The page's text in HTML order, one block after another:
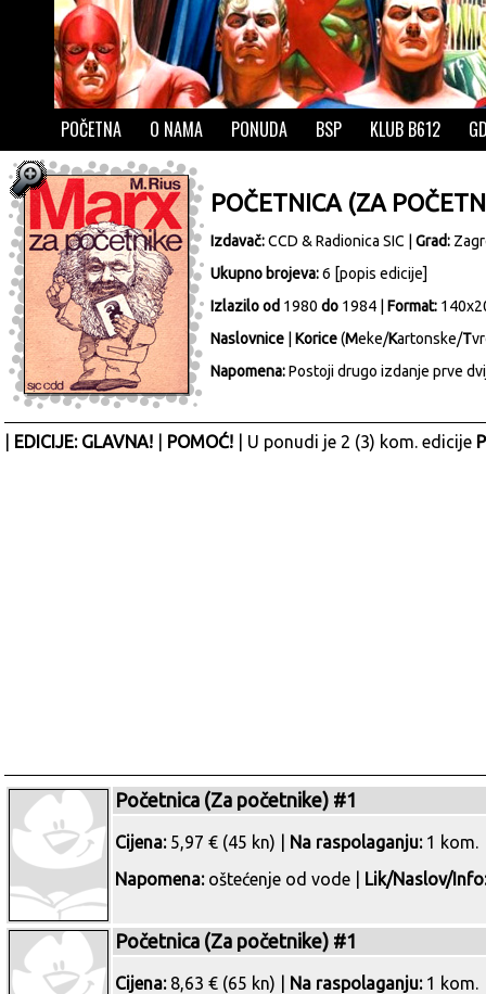
POČETNA O NAMA PONUDA BSP KLUB B612
POČETNICA (ZA
Izdavač:CCD & Radionica SIC Grad:
Ukupno brojeva:6 [popis edicije]
Izlazilo od 1980 do 1984 | Format:
Naslovnice
Korice(Meke/Kartonske/T
Napomena:Postoji drugo izdanje prve
EDICIJE: GLAVNA! POMOĆ! | U ponudi je 2 (3) kom. edicije
Početnica (Za početnike) #1
Cijena:5,97 € (45 kn) | Na raspolaganju:1 kom.
Napomena:oštećenje od vode | Lik/Naslov/Info:
Početnica (Za početnike) #1
Cijena:8,63 € (65 kn) | Na raspolaganju:1 kom.